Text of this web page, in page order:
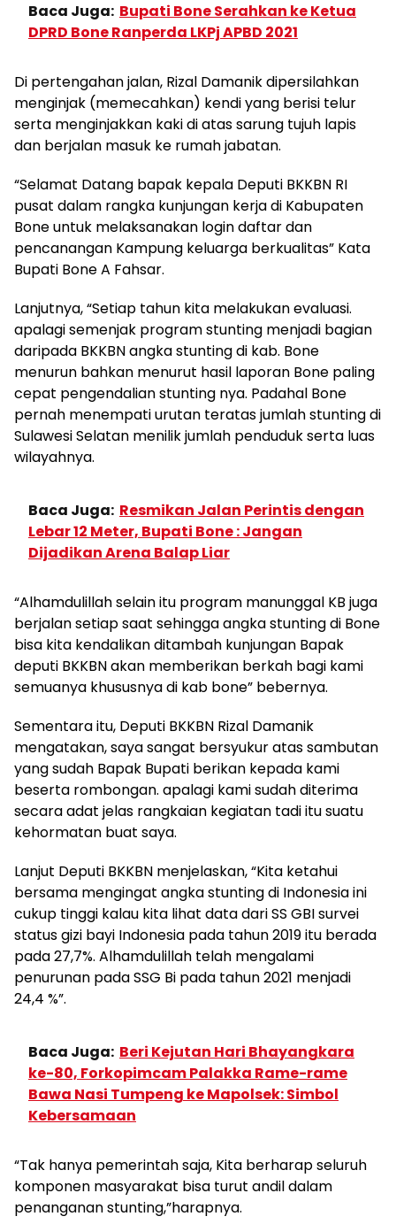
Baca Juga: Bupati Bone Serahkan ke Ketua
DPRD Bone Ranperda LKPj APBD 2021
Di pertengahan jalan, Rizal Damanik dipersilahkan
menginjak (memecahkan) kendi yang berisi telur
serta menginjakkan kaki di atas sarung tujuh lapis
dan berjalan masuk ke rumah jabatan.
“Selamat Datang bapak kepala Deputi BKKBN RI
pusat dalam rangka kunjungan kerja di Kabupaten
Bone untuk melaksanakan login daftar dan
pencanangan Kampung keluarga berkualitas” Kata
Bupati Bone A Fahsar.
Lanjutnya, “Setiap tahun kita melakukan evaluasi.
apalagi semenjak program stunting menjadi bagian
daripada BKKBN angka stunting di kab. Bone
menurun bahkan menurut hasil laporan Bone paling
cepat pengendalian stunting nya. Padahal Bone
pernah menempati urutan teratas jumlah stunting di
Sulawesi Selatan menilik jumlah penduduk serta luas
wilayahnya.
Baca Juga: Resmikan Jalan Perintis dengan
Lebar 12 Meter, Bupati Bone : Jangan
Dijadikan Arena Balap Liar
“Alhamdulillah selain itu program manunggal KB juga
berjalan setiap saat sehingga angka stunting di Bone
bisa kita kendalikan ditambah kunjungan Bapak
deputi BKKBN akan memberikan berkah bagi kami
semuanya khususnya di kab bone” bebernya.
Sementara itu, Deputi BKKBN Rizal Damanik
mengatakan, saya sangat bersyukur atas sambutan
yang sudah Bapak Bupati berikan kepada kami
beserta rombongan. apalagi kami sudah diterima
secara adat jelas rangkaian kegiatan tadi itu suatu
kehormatan buat saya.
Lanjut Deputi BKKBN menjelaskan, “Kita ketahui
bersama mengingat angka stunting di Indonesia ini
cukup tinggi kalau kita lihat data dari SS GBI survei
status gizi bayi Indonesia pada tahun 2019 itu berada
pada 27,7%. Alhamdulillah telah mengalami
penurunan pada SSG Bi pada tahun 2021 menjadi
24,4 %”.
Baca Juga: Beri Kejutan Hari Bhayangkara
ke-80, Forkopimcam Palakka Rame-rame
Bawa Nasi Tumpeng ke Mapolsek: Simbol
Kebersamaan
“Tak hanya pemerintah saja, Kita berharap seluruh
komponen masyarakat bisa turut andil dalam
penanganan stunting,”harapnya.